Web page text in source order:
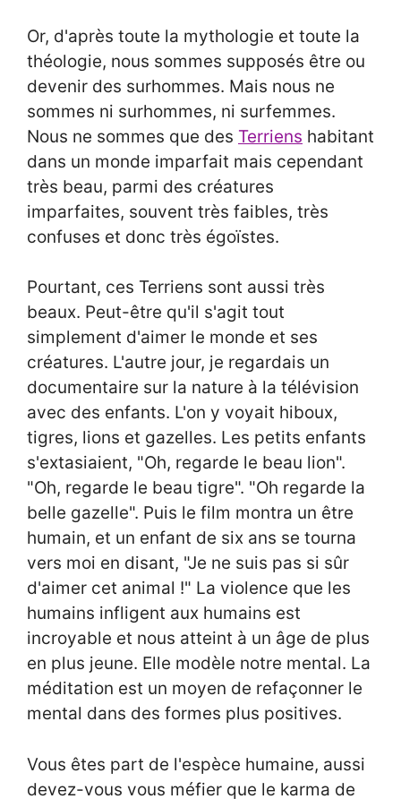
Or, d'après toute la mythologie et toute la
théologie, nous sommes supposés être ou
devenir des surhommes. Mais nous ne
sommes ni surhommes, ni surfemmes.
Nous ne sommes que des Terriens habitant
dans un monde imparfait mais cependant
très beau, parmi des créatures
imparfaites, souvent très faibles, très
confuses et donc très égoïstes.
Pourtant, ces Terriens sont aussi très
beaux. Peut-être qu'il s'agit tout
simplement d'aimer le monde et ses
créatures. L'autre jour, je regardais un
documentaire sur la nature à la télévision
avec des enfants. L'on y voyait hiboux,
tigres, lions et gazelles. Les petits enfants
s'extasiaient, "Oh, regarde le beau lion".
"Oh, regarde le beau tigre". "Oh regarde la
belle gazelle". Puis le film montra un être
humain, et un enfant de six ans se tourna
vers moi en disant, "Je ne suis pas si sûr
d'aimer cet animal !" La violence que les
humains infligent aux humains est
incroyable et nous atteint à un âge de plus
en plus jeune. Elle modèle notre mental. La
méditation est un moyen de refaçonner le
mental dans des formes plus positives.
Vous êtes part de l'espèce humaine, aussi
devez-vous vous méfier que le karma de